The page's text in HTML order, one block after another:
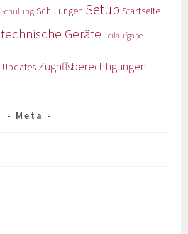
Schulung Schulungen Setup Startseite
technische Geräte Teilaufgabe
Updates Zugriffsberechtigungen
Meta